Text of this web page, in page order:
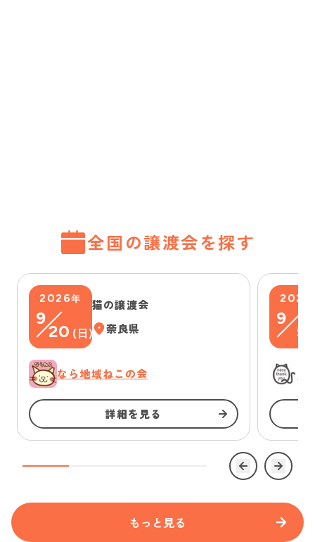
全国の譲渡会を探す
2026年
9
20 ( 日)
猫の譲渡会
奈良県
なら地域ねこの会
詳細を見る
2026
9
5
もっと見る